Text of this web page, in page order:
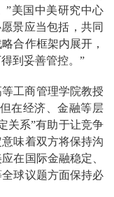
”美国中美研究中心
景应当包括，共同
合作框架内展开，
到妥善管控。”
工商管理学院教授
在经济、金融等层
关系”有助于让竞争
味着双方将保持沟
在国际金融稳定、
球议题方面保持必